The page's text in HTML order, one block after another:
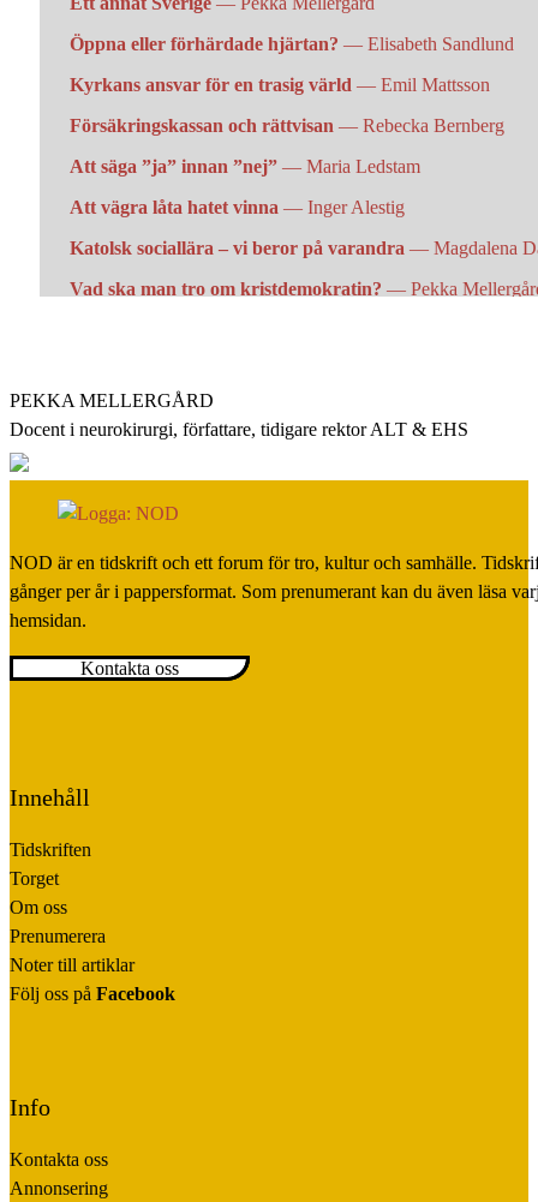
Öppna eller förhärdade hjärtan? — Elisabeth Sandlund
Kyrkans ansvar för en trasig värld — Emil Mattsson
Försäkringskassan och rättvisan — Rebecka Bernberg
Att säga ”ja” innan ”nej”— Maria Ledstam
Att vägra låta hatet vinna — Inger Alestig
Katolsk sociallära – vi beror på varandra — Magdalena
Vad ska man tro om kristdemokratin? — Pekka
Att vara realistisk kristen – går det?
Mest ”underdog” vinner— Morten Sager
vetenskap | Liv är nåd
konstnär | Gudrun Westerlund
PEKKA MELLERGÅRD
Docent i neurokirurgi, författare, tidigare rektor ALT & EHS
NOD är en tidskrift och ett forum för tro, kultur och samhälle.
gånger per år i pappersformat. Som prenumerant kan du även läsa
hemsidan.
Kontakta oss
Innehåll
Tidskriften
Torget
Om oss
Prenumerera
Noter till artiklar
Följ oss på Facebook
Info
Kontakta oss
Annonsering